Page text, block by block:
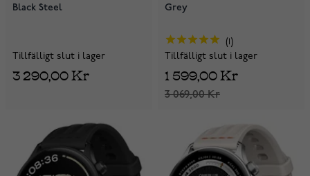
Black Steel
Tillfälligt slut i lager
3 290,00 Kr
Grey
Tillfälligt slut i lager
3 069,00 Kr
1 599,00 Kr